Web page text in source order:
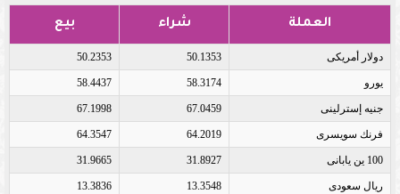
العملة شراء بيع
دولار أمريكى 50.1353
50.2353
يورو 58.3174
58.4437
جنيه إسترلينى 67.0459
67.1998
فرنك سويسرى 64.2019
64.3547
100 ين يابانى 31.8927
31.9665
ريال سعودى 13.3548
13.3836